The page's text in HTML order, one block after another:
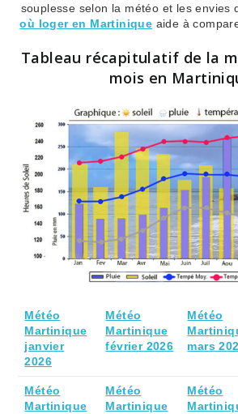
souplesse selon la météo et les envies
où loger en Martinique aide à
Tableau récapitulatif de la
mois en
Météo
Martinique
janvier
2026
Météo
Martinique
février 2026
Météo
mars
Météo
Martinique
Météo
Martinique
Météo